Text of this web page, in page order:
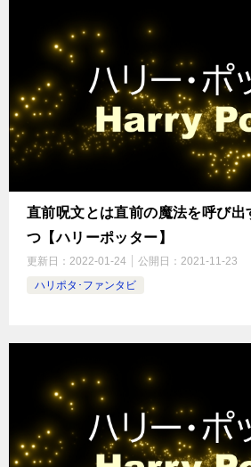
直前呪文とは直前の魔法を呼び出
つ【ハリーポッター】
更新日： 2022-01-24 公開日： 2021-11-23
ハリポタ･ファンタビ